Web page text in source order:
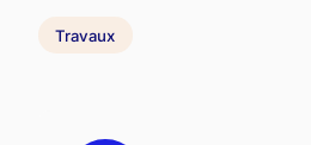
Travaux